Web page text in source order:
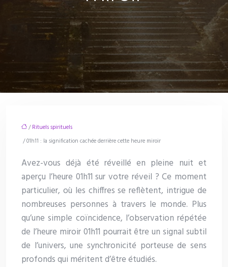
/Rituels spirituels
/ 01h11 : la signification cachée derrière cette heure miroir
Avez-vous déjà été réveillé en pleine nuit et
aperçu l’heure 01h11 sur votre réveil ? Ce moment
particulier, où les chiffres se reflètent, intrigue de
nombreuses personnes à travers le monde. Plus
qu’une simple coïncidence, l’observation répétée
de l’heure miroir 01h11 pourrait être un signal subtil
de l’univers, une synchronicité porteuse de sens
profonds qui méritent d’être étudiés.